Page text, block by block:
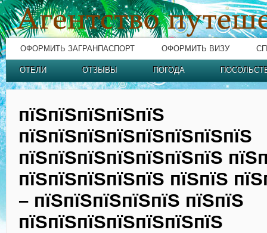
ОФОРМИТЬ ЗАГРАНПАСПОРТ ОФОРМИТЬ ВИЗУ
ОТЕЛИ ОТЗЫВЫ ПОГОДА
пїЅпїЅпїЅпїЅпїЅ
пїЅпїЅпїЅпїЅпїЅпїЅпїЅпїЅ
пїЅпїЅпїЅпїЅпїЅпїЅпїЅ
пїЅпїЅпїЅпїЅпїЅ пїЅпїЅ
– пїЅпїЅпїЅпїЅпїЅ пїЅпїЅ
пїЅпїЅпїЅпїЅпїЅпїЅпїЅ